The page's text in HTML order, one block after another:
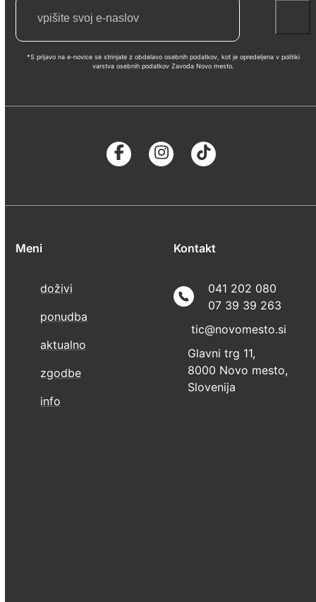
*S prijavo na e-novice se strinjate z obdelavo osebnih podatkov, kot je opredeljena v politiki
varstva osebnih podatkov Zavoda Novo mesto.
Meni
doživi
ponudba
aktualno
zgodbe
info
Kontakt
041 202 080
07 39 39 263
tic@novomesto.si
Glavni trg 11,
8000 Novo mesto,
Slovenija